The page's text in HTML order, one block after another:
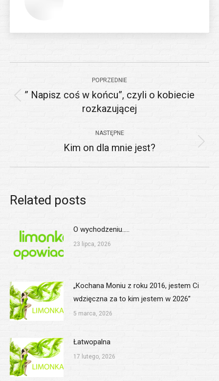
wpisów
POPRZEDNIE
Poprzedni
wpis:
” Napisz coś w końcu”, czyli o kobiecie
rozkazującej
NASTĘPNE
Następny
Kim on dla mnie jest?
Related posts
O wychodzeniu…..
23 lipca, 2026
„Kochana Moniu z roku 2016, jestem Ci
wdzięczna za to kim jestem w 2026”
5 marca, 2026
Łatwopalna
17 lutego, 2026